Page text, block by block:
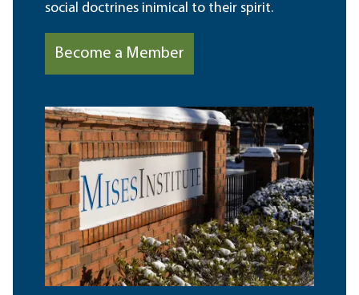
social doctrines inimical to their spirit.
Become a Member